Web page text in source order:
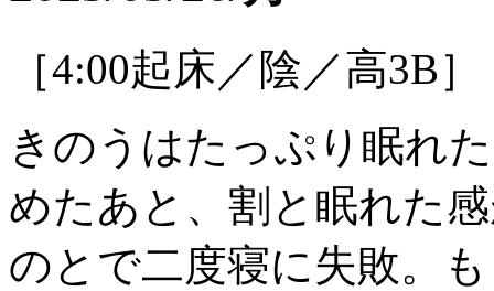
［4:00起床／陰／高3B］
きのうはたっぷり眠れ
めたあと、割と眠れた
のとで二度寝に失敗。